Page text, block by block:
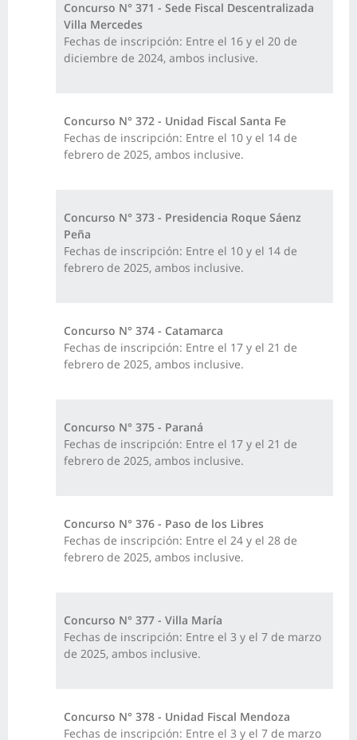
Concurso N° 371 - Sede Fiscal Descentralizada
Villa Mercedes
Fechas de inscripción: Entre el 16 y el 20 de
diciembre de 2024, ambos inclusive.
Concurso N° 372 - Unidad Fiscal Santa Fe
Fechas de inscripción: Entre el 10 y el 14 de
febrero de 2025, ambos inclusive.
Concurso N° 373 - Presidencia Roque Sáenz
Peña
Fechas de inscripción: Entre el 10 y el 14 de
febrero de 2025, ambos inclusive.
Concurso N° 374 - Catamarca
Fechas de inscripción: Entre el 17 y el 21 de
febrero de 2025, ambos inclusive.
Concurso N° 375 - Paraná
Fechas de inscripción: Entre el 17 y el 21 de
febrero de 2025, ambos inclusive.
Concurso N° 376 - Paso de los Libres
Fechas de inscripción: Entre el 24 y el 28 de
febrero de 2025, ambos inclusive.
Concurso N° 377 - Villa María
Fechas de inscripción: Entre el 3 y el 7 de marzo
de 2025, ambos inclusive.
Concurso N° 378 - Unidad Fiscal Mendoza
Fechas de inscripción: Entre el 3 y el 7 de marzo